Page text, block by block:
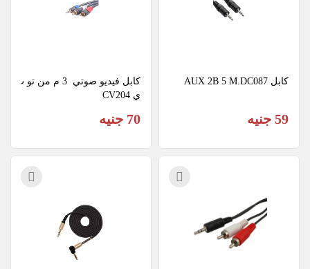
كابل AUX 2B 5 M.DC087
59 جنيه
كابل فيديو صوتي  3 م من تو ب
ي CV204
70 جنيه